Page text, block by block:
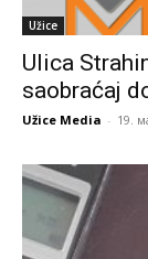
Užice
Ulica
saobraćaj
Užice Media - 19.